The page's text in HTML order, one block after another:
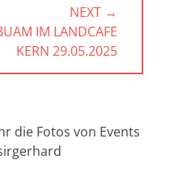
NEXT →
IM LANDCAFE
KERN 29.05.2025
die Fotos von Events